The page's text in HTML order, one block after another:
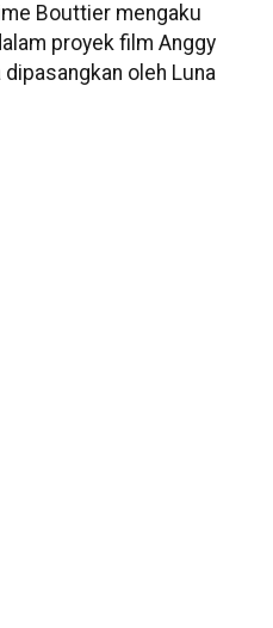
Bouttier mengaku
proyek film Anggy
oleh Luna